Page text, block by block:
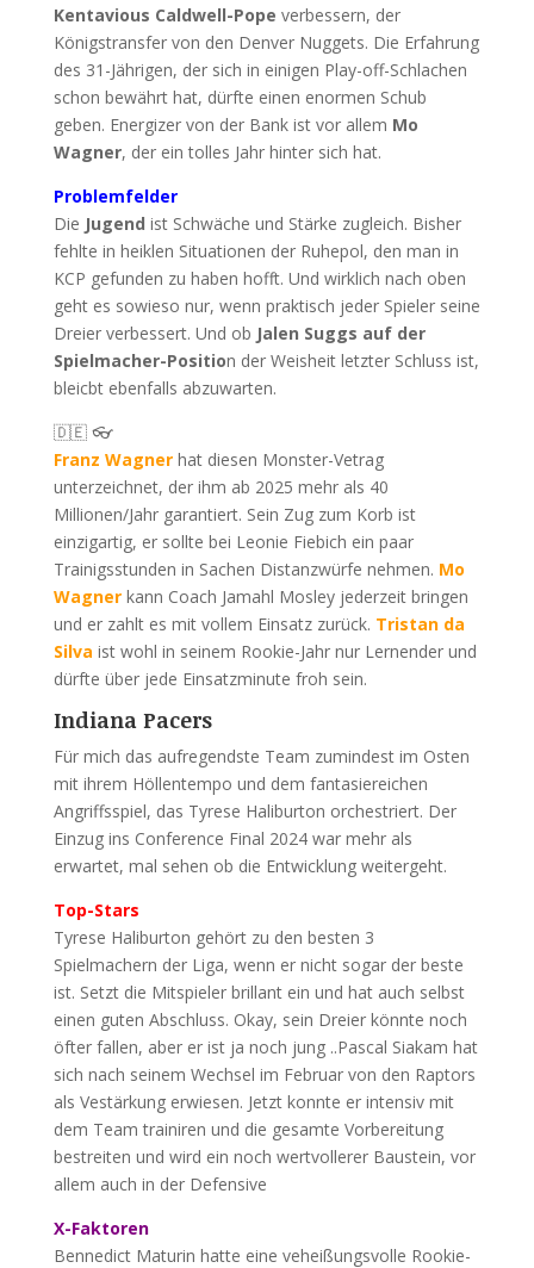
Kentavious Caldwell-Pope verbessern, der
Königstransfer von den Denver Nuggets. Die Erfahrung
des 31-Jährigen, der sich in einigen Play-off-Schlachen
schon bewährt hat, dürfte einen enormen Schub
geben. Energizer von der Bank ist vor allem Mo
Wagner, der ein tolles Jahr hinter sich hat.
Problemfelder
Die Jugend ist Schwäche und Stärke zugleich. Bisher
fehlte in heiklen Situationen der Ruhepol, den man in
KCP gefunden zu haben hofft. Und wirklich nach oben
geht es sowieso nur, wenn praktisch jeder Spieler seine
Dreier verbessert. Und ob Jalen Suggs auf der
Spielmacher-Position der Weisheit letzter Schluss ist,
bleicbt ebenfalls abzuwarten.
🇩🇪 👓
Franz Wagner hat diesen Monster-Vetrag
unterzeichnet, der ihm ab 2025 mehr als 40
Millionen/Jahr garantiert. Sein Zug zum Korb ist
einzigartig, er sollte bei Leonie Fiebich ein paar
Trainigsstunden in Sachen Distanzwürfe nehmen. Mo
Wagnerkann Coach Jamahl Mosley jederzeit bringen
und er zahlt es mit vollem Einsatz zurück. Tristan da
Silva ist wohl in seinem Rookie-Jahr nur Lernender und
dürfte über jede Einsatzminute froh sein.
Indiana Pacers
Für mich das aufregendste Team zumindest im Osten
mit ihrem Höllentempo und dem fantasiereichen
Angriffsspiel, das Tyrese Haliburton orchestriert. Der
Einzug ins Conference Final 2024 war mehr als
erwartet, mal sehen ob die Entwicklung weitergeht.
Top-Stars
Tyrese Haliburton gehört zu den besten 3
Spielmachern der Liga, wenn er nicht sogar der beste
ist. Setzt die Mitspieler brillant ein und hat auch selbst
einen guten Abschluss. Okay, sein Dreier könnte noch
öfter fallen, aber er ist ja noch jung ..Pascal Siakam hat
sich nach seinem Wechsel im Februar von den Raptors
als Vestärkung erwiesen. Jetzt konnte er intensiv mit
dem Team trainiren und die gesamte Vorbereitung
bestreiten und wird ein noch wertvollerer Baustein, vor
allem auch in der Defensive
X-Faktoren
Bennedict Maturin hatte eine veheißungsvolle Rookie-